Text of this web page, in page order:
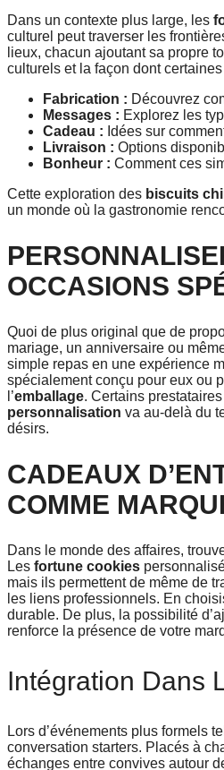
Dans un contexte plus large, les
culturel peut traverser les
lieux, chacun ajoutant sa propre
culturels et la façon dont
Fabrication : Découvrez
Messages : Explorez les
Cadeau : Idées sur
Livraison : Options
Bonheur : Comment ces
Cette exploration des biscuits
un monde où la gastronomie
OCCASIONS
Quoi de plus original que de
mariage, un anniversaire ou
simple repas en une expérience
spécialement conçu pour eux ou
l’emballage. Certains
personnalisation va au-delà du
désirs.
CADEAUX
COMME
Dans le monde des affaires,
Les fortune cookies
mais ils permettent de même de
les liens professionnels. En
durable. De plus, la possibilité
renforce la présence de votre
Intégration Dans
Lors d’événements plus formels
conversation starters. Placés à
échanges entre convives autour